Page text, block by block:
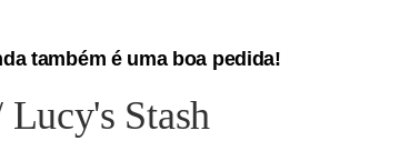
também é uma boa pedida!